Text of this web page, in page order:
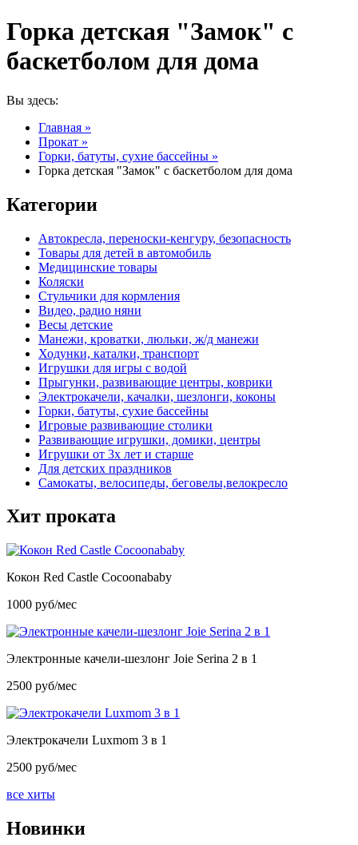
Горка детская "Замок" с
баскетболом для дома
Вы здесь:
Главная »
Прокат »
Горки, батуты, сухие бассейны »
Горка детская "Замок" с баскетболом для дома
Категории
Автокресла, переноски-кенгуру, безопасность
Товары для детей в автомобиль
Медицинские товары
Коляски
Стульчики для кормления
Видео, радио няни
Весы детские
Манежи, кроватки, люльки, ж/д манежи
Ходунки, каталки, транспорт
Игрушки для игры с водой
Прыгунки, развивающие центры, коврики
Электрокачели, качалки, шезлонги, коконы
Горки, батуты, сухие бассейны
Игровые развивающие столики
Развивающие игрушки, домики, центры
Игрушки от 3х лет и старше
Для детских праздников
Самокаты, велосипеды, беговелы,велокресло
Хит проката
Кокон Red Castle Cocoonababy
1000 руб/мес
Электронные качели-шезлонг Joie Serina 2 в 1
2500 руб/мес
Электрокачели Luxmom 3 в 1
2500 руб/мес
все хиты
Новинки